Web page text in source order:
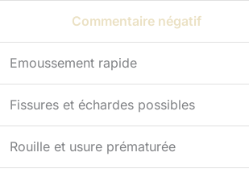
Commentaire négatif
Emoussement rapide
Fissures et échardes possibles
Rouille et usure prématurée